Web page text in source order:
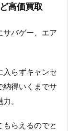
高価買取
サバゲー、エア
入らずキャンセ
納得いくまでサ
。
らえるのでと